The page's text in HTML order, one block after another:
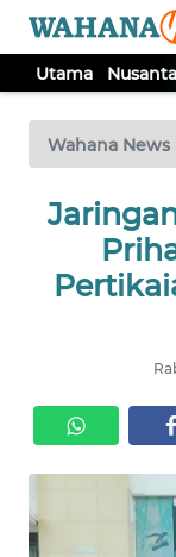
Utama
Wahana News
TV
Tutup
UTAMA
NUSANTARA
SERBA-
SERBI